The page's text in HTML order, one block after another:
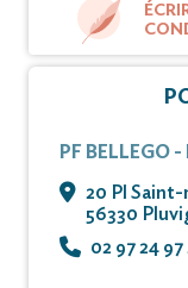
PF BELLEGO
20 Pl Saint-
56330
02 97 24 97